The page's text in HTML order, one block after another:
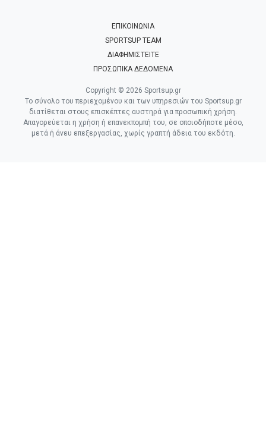
ΕΠΙΚΟΙΝΩΝΙΑ
SPORTSUP TEAM
ΔΙΑΦΗΜΙΣΤΕΙΤΕ
ΠΡΟΣΩΠΙΚΑ ΔΕΔΟΜΕΝΑ
Copyright © 2026 Sportsup.gr
Το σύνολο του περιεχομένου και των υπηρεσιών του Sportsup.gr
διατίθεται στους επισκέπτες αυστηρά για προσωπική χρήση.
Απαγορεύεται η χρήση ή επανεκπομπή του, σε οποιοδήποτε μέσο,
μετά ή άνευ επεξεργασίας, χωρίς γραπτή άδεια του εκδότη.